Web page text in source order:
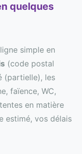
quelques
simple en
(code postal
(partielle), les
faïence, WC,
en matière
estimé, vos délais